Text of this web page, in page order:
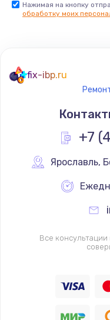
Нажимая на кнопку
обработку моих
fix-ibp.ru
+7
Ярославль,
Все